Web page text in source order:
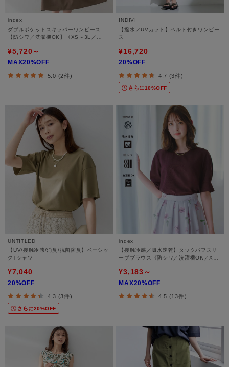
index
ダブルポケットスキッパーワンピース
【防シワ／洗濯機OK】《XS～3L／
¥5,720～
MAX20%OFF
5.0 (2件)
INDIVI
【撥水／UVカット】ベルト付きワンピー
ス
¥16,720
20%OFF
4.7 (3件)
さらに10%OFF
UNTITLED
【UV/接触冷感/消臭/抗菌防臭】ベーシッ
クTシャツ
¥7,040
20%OFF
4.3 (3件)
さらに20%OFF
index
【接触冷感／吸水速乾】タックパフスリ
ーブブラウス《防シワ／洗濯機OK／XS
¥3,183～
MAX20%OFF
4.5 (13件)